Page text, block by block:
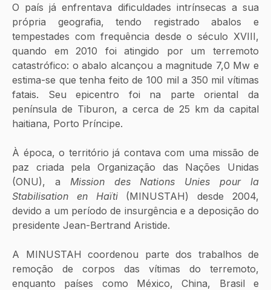
O país já enfrentava dificuldades intrínsecas a sua
própria geografia, tendo registrado abalos e
tempestades com frequência desde o século XVIII,
quando em 2010 foi atingido por um terremoto
catastrófico: o abalo alcançou a magnitude 7,0 Mw e
estima-se que tenha feito de 100 mil a 350 mil vítimas
fatais. Seu epicentro foi na parte oriental da
península de Tiburon, a cerca de 25 km da capital
haitiana, Porto Príncipe.
À época, o território já contava com uma missão de
paz criada pela Organização das Nações Unidas
(ONU), a Mission des Nations Unies pour la
Stabilisation en Haïti (MINUSTAH) desde 2004,
devido a um período de insurgência e a deposição do
presidente Jean-Bertrand Aristide.
A MINUSTAH coordenou parte dos trabalhos de
remoção de corpos das vítimas do terremoto,
enquanto países como México, China, Brasil e